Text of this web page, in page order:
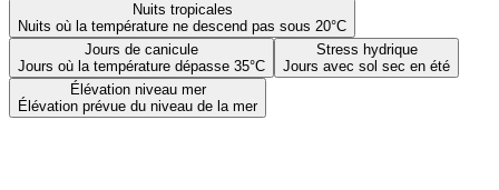
Nuits tropicales
Nuits où la température ne descend pas sous 20°C
Jours de canicule
Jours où la température dépasse 35°C
Stress hydrique
Jours avec sol sec en été
Élévation niveau mer
Élévation prévue du niveau de la mer